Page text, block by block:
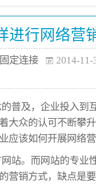
进行网络营
固定连接
2014-11-
普及，企业投入到
大众的认可不断攀
应该如何开展网络
站。而网站的专业
营销方式，缺点是